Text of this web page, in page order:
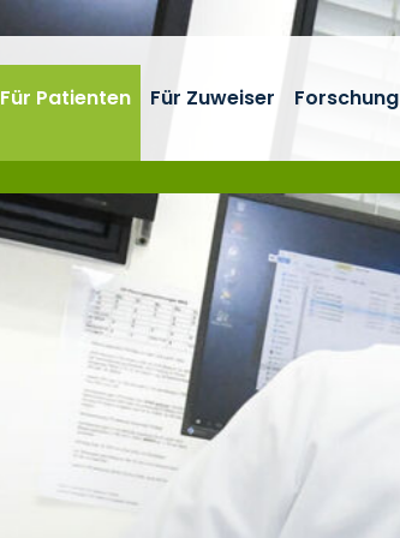
Für Patienten Für Zuweiser Forschung